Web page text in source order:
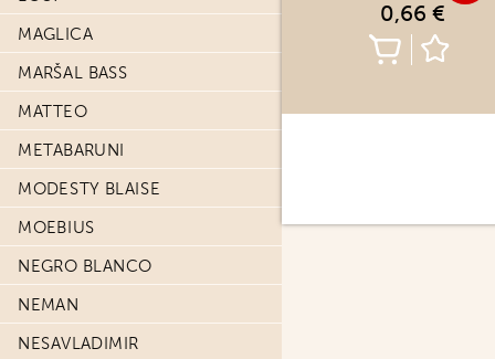
MAGLICA
MARŠAL BASS
MATTEO
METABARUNI
MODESTY BLAISE
MOEBIUS
NEGRO BLANCO
NEMAN
NESAVLADIMIR
0,66 €